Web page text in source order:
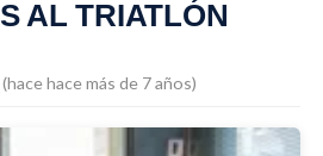
AL TRIATLÓN
hace más de 7 años)